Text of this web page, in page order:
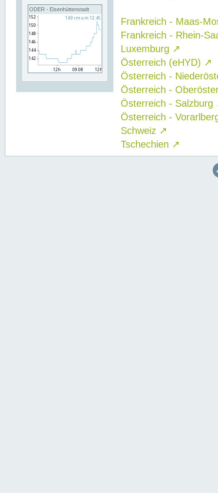
ODER - Eisenhüttenstadt
Frankreich - Maas-
Frankreich - Rhein-
Luxemburg ↗
Österreich (eHYD) ↗
Österreich -
Österreich -
Österreich - Salzburg
Österreich -
Schweiz ↗
Tschechien ↗